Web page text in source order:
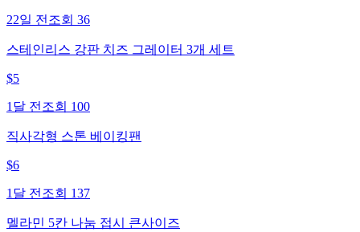
22일 전 조회 36
스테인리스 강판 치즈 그레이터 3개 세트
$5
1달 전 조회 100
직사각형 스톤 베이킹팬
$6
1달 전 조회 137
멜라민 5칸 나눔 접시 큰사이즈